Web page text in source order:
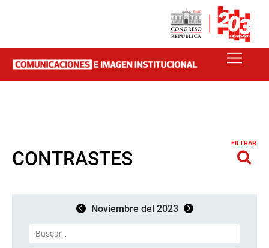
CONTRASTES
FILTRAR
Noviembre del 2023